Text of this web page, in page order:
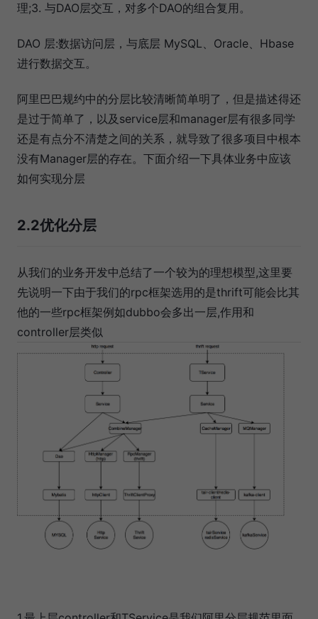
理;3. 与DAO层交互，对多个DAO的组合复用。
DAO 层:数据访问层，与底层 MySQL、Oracle、Hbase
进行数据交互。
阿里巴巴规约中的分层比较清晰简单明了，但是描述得还
是过于简单了，以及service层和manager层有很多同学
还是有点分不清楚之间的关系，就导致了很多项目中根本
没有Manager层的存在。下面介绍一下具体业务中应该
如何实现分层
2.2优化分层
从我们的业务开发中总结了一个较为的理想模型,这里要
先说明一下由于我们的rpc框架选用的是thrift可能会比其
他的一些rpc框架例如dubbo会多出一层,作用和
controller层类似